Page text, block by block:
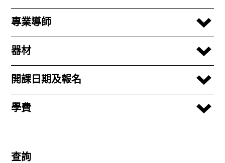
專業導師
器材
開課日期及報名
學費
查詢